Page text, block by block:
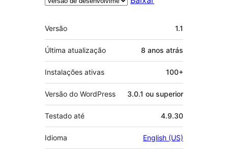
Meta
Versão 1.1
Última atualização 8 anos atrás
Instalações ativas 100+
Versão do WordPress 3.0.1 ou superior
Testado até 4.9.30
Idioma English (US)